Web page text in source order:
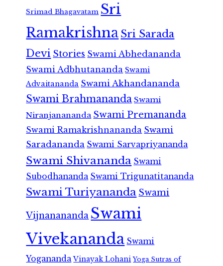
Srimad Bhagavatam Sri
RamakrishnaSri Sarada
Devi Stories Swami Abhedananda
Swami Adbhutananda Swami
Advaitananda Swami Akhandananda
Swami Brahmananda Swami
Niranjanananda Swami Premananda
Swami Ramakrishnananda Swami
Saradananda Swami Sarvapriyananda
Swami Shivananda Swami
Subodhananda Swami Trigunatitananda
Swami Turiyananda Swami
Vijnanananda Swami
Vivekananda Swami
Yogananda Vinayak Lohani Yoga Sutras of